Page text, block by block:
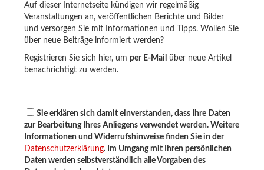
Auf dieser Internetseite kündigen wir regelmäßig
Veranstaltungen an, veröffentlichen Berichte und Bilder
und versorgen Sie mit Informationen und Tipps. Wollen Sie
über neue Beiträge informiert werden?
Registrieren Sie sich hier, um per E-Mail
über neue Artikel
benachrichtigt zu werden.
Sie erklären sich damit einverstanden, dass Ihre Daten
zur Bearbeitung Ihres Anliegens verwendet werden. Weitere
Informationen und Widerrufshinweise finden Sie in der
Datenschutzerklärung. Im Umgang mit Ihren persönlichen
Daten werden selbstverständlich alle Vorgaben des